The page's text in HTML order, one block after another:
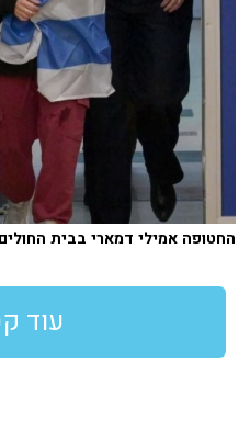
החטופה אמילי דמארי בבית
עוד